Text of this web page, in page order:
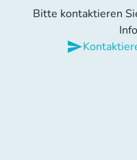
Bitte kontaktieren
send